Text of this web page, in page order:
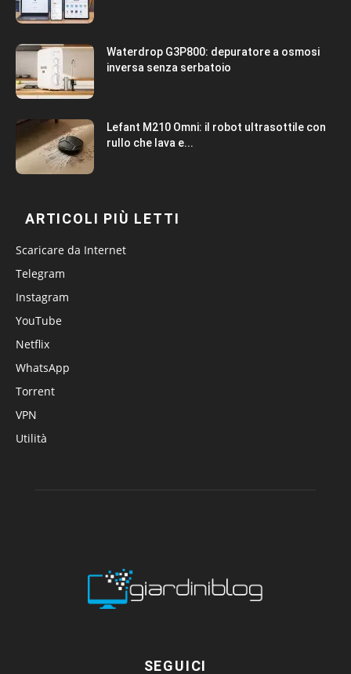
Waterdrop G3P800: depuratore a osmosi
inversa senza serbatoio
Lefant M210 Omni: il robot ultrasottile con
rullo che lava e...
ARTICOLI PIÙ LETTI
Scaricare da Internet
Telegram
Instagram
YouTube
Netflix
WhatsApp
Torrent
VPN
Utilità
SEGUICI